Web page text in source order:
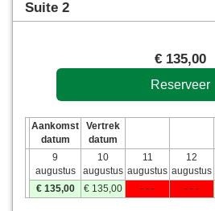
Suite 2
€ 135,00
Aankomst
datum
Vertrek
datum
9
augustus
10
augustus
11
augustus
12
augustus
€ 135,00 € 135,00 - - - - - -